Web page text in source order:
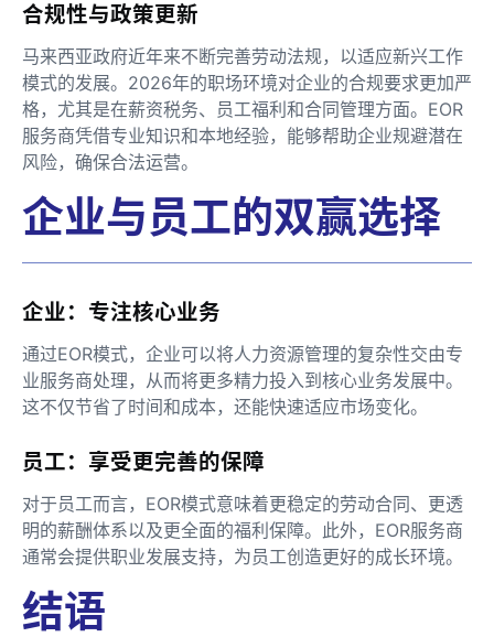
合规性与政策更新
马来西亚政府近年来不断完善劳动法规，以适应新兴工作
模式的发展。2026年的职场环境对企业的合规要求更加严
格，尤其是在薪资税务、员工福利和合同管理方面。EOR
服务商凭借专业知识和本地经验，能够帮助企业规避潜在
风险，确保合法运营。
企业与员工的双赢选择
企业：专注核心业务
通过EOR模式，企业可以将人力资源管理的复杂性交由专
业服务商处理，从而将更多精力投入到核心业务发展中。
这不仅节省了时间和成本，还能快速适应市场变化。
员工：享受更完善的保障
对于员工而言，EOR模式意味着更稳定的劳动合同、更透
明的薪酬体系以及更全面的福利保障。此外，EOR服务商
通常会提供职业发展支持，为员工创造更好的成长环境。
结语